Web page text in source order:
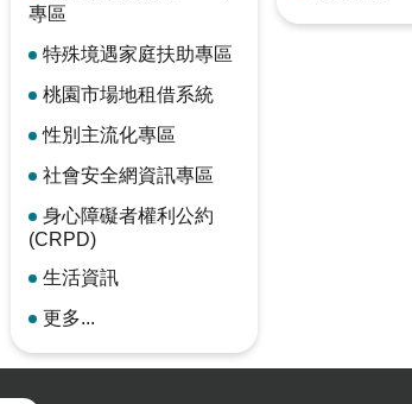
專區
特殊境遇家庭扶助專區
桃園市場地租借系統
性別主流化專區
社會安全網資訊專區
身心障礙者權利公約
(CRPD)
生活資訊
更多...